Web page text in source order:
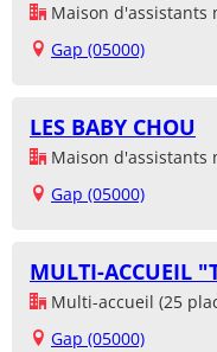
Maison d'assistants
Gap (05000)
LES BABY CHOU
Maison d'assistants
Gap (05000)
MULTI-ACCUEIL
Multi-accueil (25
Gap (05000)